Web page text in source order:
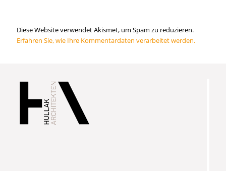
Diese Website verwendet Akismet, um Spam zu reduzieren.
Erfahren Sie, wie Ihre Kommentardaten verarbeitet werden.